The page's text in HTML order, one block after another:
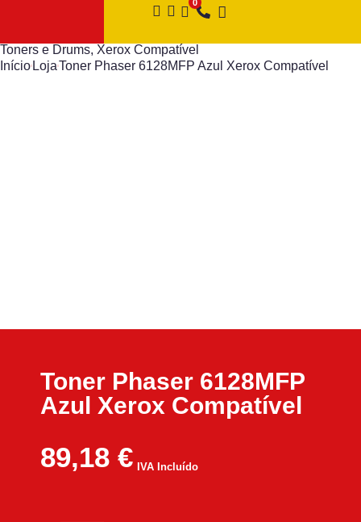
Toners e Drums, Xerox Compatível
Início LojaToner Phaser 6128MFP Azul Xerox Compatível
Toner Phaser 6128MFP
Azul Xerox Compatível
89,18 € IVA Incluído